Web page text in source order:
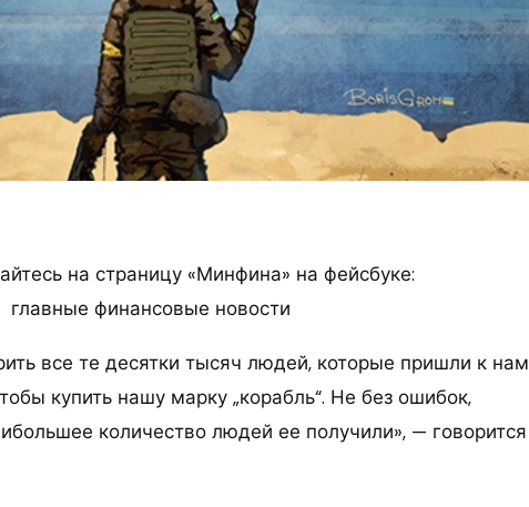
на страницу «Минфина» на фейсбуке:
главные финансовые новости
все те десятки тысяч людей, которые пришли к нам
купить нашу марку „корабль“. Не без ошибок,
количество людей ее получили», — говорится